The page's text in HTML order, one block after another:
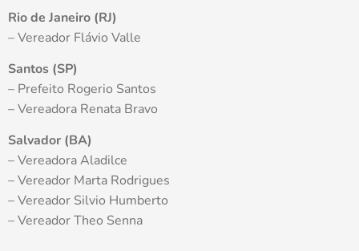
Rio de Janeiro (RJ)
– Vereador Flávio Valle
Santos (SP)
– Prefeito Rogerio Santos
– Vereadora Renata Bravo
Salvador (BA)
– Vereadora Aladilce
– Vereador Marta Rodrigues
– Vereador Silvio Humberto
– Vereador Theo Senna